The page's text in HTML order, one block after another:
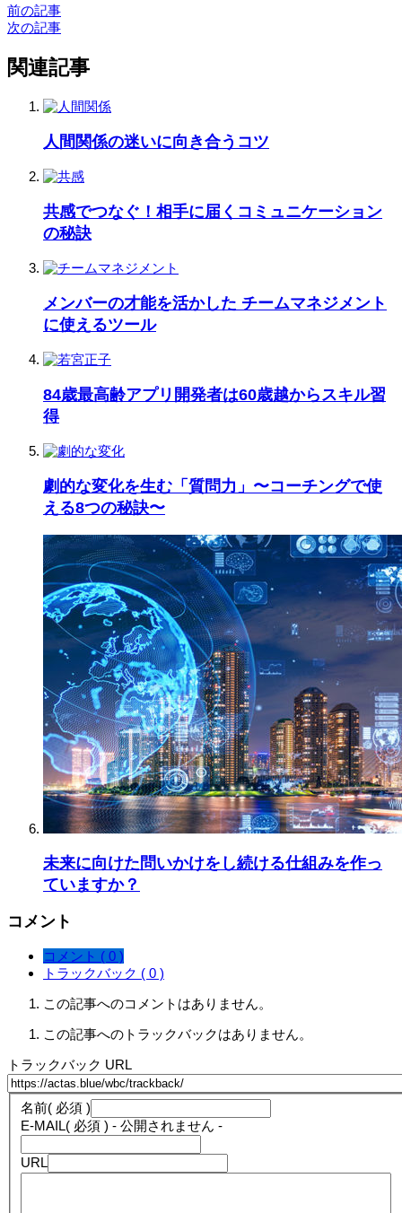
前の記事
次の記事
関連記事
人間関係の迷いに向き合うコツ
共感でつなぐ！相手に届くコミュニケーション
の秘訣
メンバーの才能を活かした チームマネジメント
に使えるツール
84歳最高齢アプリ開発者は60歳越からスキル習
得
劇的な変化を生む「質問力」〜コーチングで使
える8つの秘訣〜
未来に向けた問いかけをし続ける仕組みを作っ
ていますか？
コメント
コメント ( 0 )
トラックバック ( 0 )
この記事へのコメントはありません。
この記事へのトラックバックはありません。
トラックバック URL
名前( 必須 )
E-MAIL( 必須 ) - 公開されません -
URL